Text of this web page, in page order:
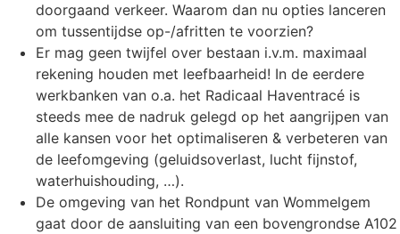
doorgaand verkeer. Waarom dan nu opties lanceren
om tussentijdse op-/afritten te voorzien?
Er mag geen twijfel over bestaan i.v.m. maximaal
rekening houden met leefbaarheid! In de eerdere
werkbanken van o.a. het Radicaal Haventracé is
steeds mee de nadruk gelegd op het aangrijpen van
alle kansen voor het optimaliseren & verbeteren van
de leefomgeving (geluidsoverlast, lucht fijnstof,
waterhuishouding, …).
De omgeving van het Rondpunt van Wommelgem
gaat door de aansluiting van een bovengrondse A102